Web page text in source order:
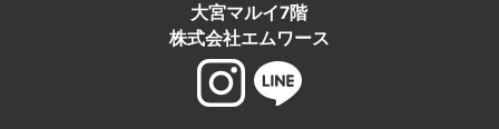
大宮マルイ7階
株式会社エムワース